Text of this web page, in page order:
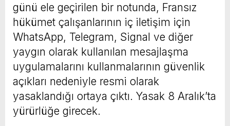
günü ele geçirilen bir notunda, Fransız
hükümet çalışanlarının iç iletişim için
WhatsApp, Telegram, Signal ve diğer
yaygın olarak kullanılan mesajlaşma
uygulamalarını kullanmalarının güvenlik
açıkları nedeniyle resmi olarak
yasaklandığı ortaya çıktı. Yasak 8 Aralık’ta
yürürlüğe girecek.